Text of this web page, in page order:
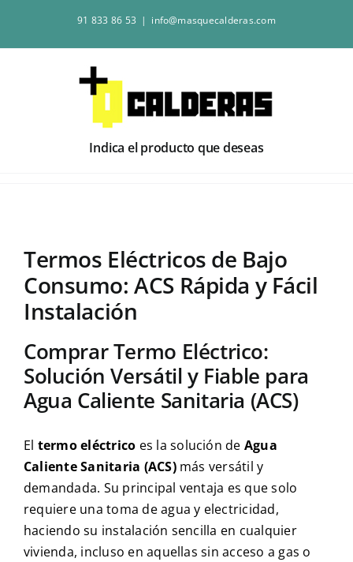
contenido
91 833 86 53 | info@masquecalderas.com
Indica el producto que deseas
Termos Eléctricos de Bajo
Consumo: ACS Rápida y Fácil
Instalación
Comprar Termo Eléctrico:
Solución Versátil y Fiable para
Agua Caliente Sanitaria (ACS)
El termo eléctrico es la solución de Agua
Caliente Sanitaria (ACS)más versátil y
demandada. Su principal ventaja es que solo
requiere una toma de agua y electricidad,
haciendo su instalación sencilla en cualquier
vivienda, incluso en aquellas sin acceso a gas o